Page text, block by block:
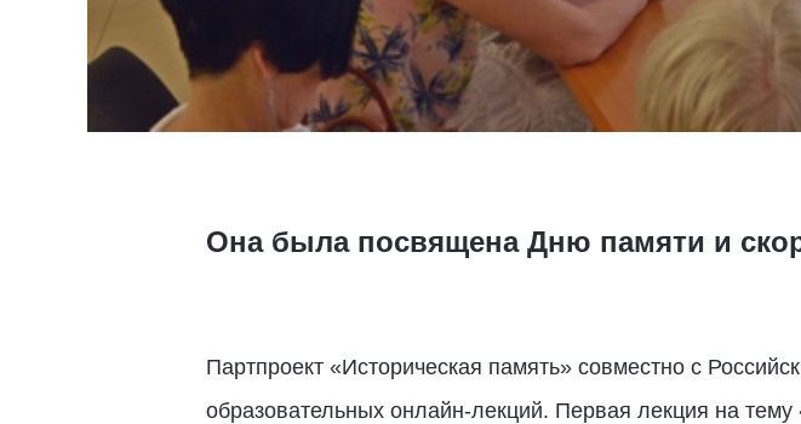
Она была посвящена Дню памяти и
Партпроект «Историческая память» совместно с
образовательных онлайн-лекций. Первая лекция на